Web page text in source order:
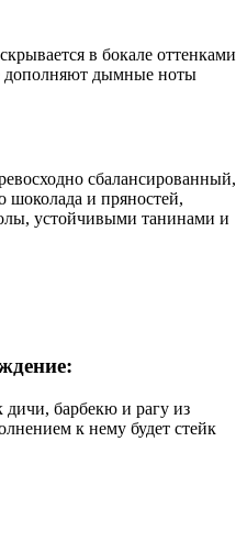
в бокале оттенками
дополняют дымные ноты
сбалансированный,
шоколада и пряностей,
устойчивыми танинами и
дичи, барбекю и рагу из
к нему будет стейк